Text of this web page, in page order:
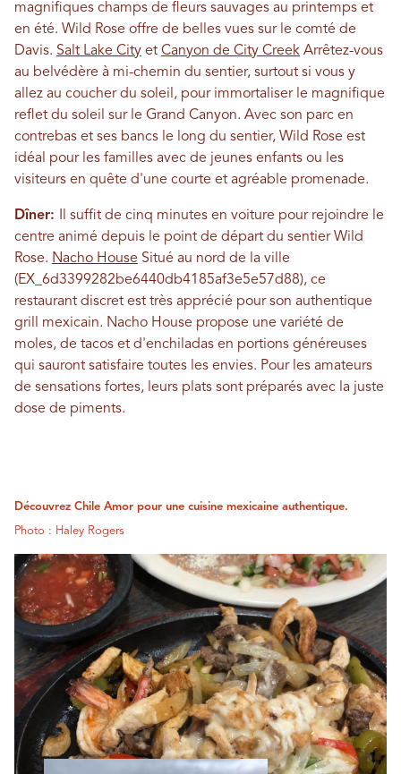
magnifiques champs de fleurs sauvages au printemps et
en été. Wild Rose offre de belles vues sur le comté de
Davis. Salt Lake City et Canyon de City Creek Arrêtez-vous
au belvédère à mi-chemin du sentier, surtout si vous y
allez au coucher du soleil, pour immortaliser le magnifique
reflet du soleil sur le Grand Canyon. Avec son parc en
contrebas et ses bancs le long du sentier, Wild Rose est
idéal pour les familles avec de jeunes enfants ou les
visiteurs en quête d'une courte et agréable promenade.
Dîner:
Il suffit de cinq minutes en voiture pour rejoindre le
centre animé depuis le point de départ du sentier Wild
Rose. Nacho House Situé au nord de la ville
(EX_6d3399282be6440db4185af3e5e57d88), ce
restaurant discret est très apprécié pour son authentique
grill mexicain. Nacho House propose une variété de
moles, de tacos et d'enchiladas en portions généreuses
qui sauront satisfaire toutes les envies. Pour les amateurs
de sensations fortes, leurs plats sont préparés avec la juste
dose de piments.
Découvrez Chile Amor pour une cuisine mexicaine authentique.
Photo : Haley Rogers